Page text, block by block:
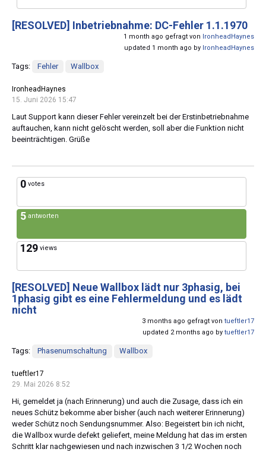
[RESOLVED] Inbetriebnahme: DC-Fehler 1.1.1970
1 month ago gefragt von IronheadHaynes
updated 1 month ago by IronheadHaynes
Tags: Fehler Wallbox
IronheadHaynes
15. Juni 2026 15:47
Laut Support kann dieser Fehler vereinzelt bei der Erstinbetriebnahme
auftauchen, kann nicht gelöscht werden, soll aber die Funktion nicht
beeinträchtigen. Grüße
0 votes
5 antworten
129 views
[RESOLVED] Neue Wallbox lädt nur 3phasig, bei
1phasig gibt es eine Fehlermeldung und es lädt
nicht
3 months ago gefragt von tueftler17
updated 2 months ago by tueftler17
Tags: Phasenumschaltung Wallbox
tueftler17
29. Mai 2026 8:52
Hi, gemeldet ja (nach Erinnerung) und auch die Zusage, dass ich ein
neues Schütz bekomme aber bisher (auch nach weiterer Erinnerung)
weder Schütz noch Sendungsnummer. Also: Begeistert bin ich nicht,
die Wallbox wurde defekt geliefert, meine Meldung hat das im ersten
Schritt klar nachgewiesen und nach inzwischen 3 1/2 Wochen noch